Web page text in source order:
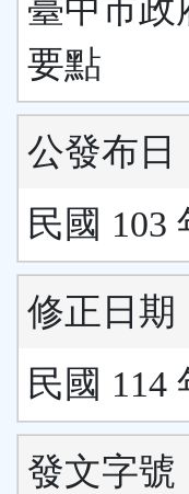
臺中市政
要點
公發布日
民國 103
修正日期
民國 114
發文字號